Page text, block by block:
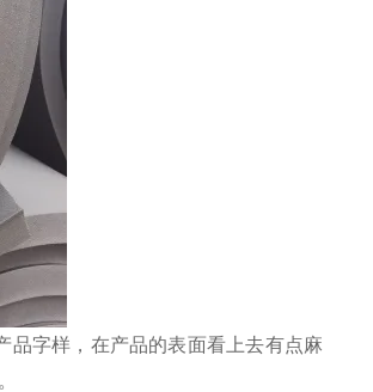
品字样，在产品的表面看上去有点麻